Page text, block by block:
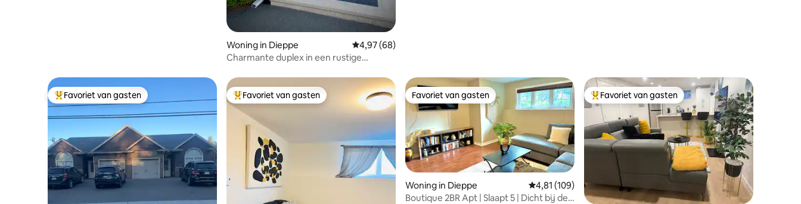
Woning in Dieppe Gemiddelde beoordeling van 4,97 uit 5, 68 recensies
4,97 (68)
Charmante duplex in een rustige
Topfavoriet van gasten
Favoriet van gasten Topfavoriet van gasten
Favoriet van gasten Favoriet van gasten
Favoriet van gasten
Woning in Dieppe Gemiddelde beoordeling van 4,81 uit 5, 109 recensies
4,81 (109)
Boutique 2BR Apt | Slaapt 5 | Dicht bij de
Topfavoriet van gasten
Favoriet van gasten